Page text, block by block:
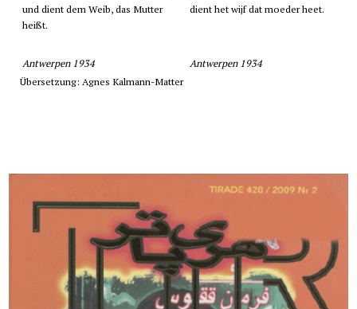
und dient dem Weib, das Mutter
heißt.
dient het wijf dat moeder heet.
Antwerpen 1934
Antwerpen 1934
Übersetzung: Agnes Kalmann-Matter